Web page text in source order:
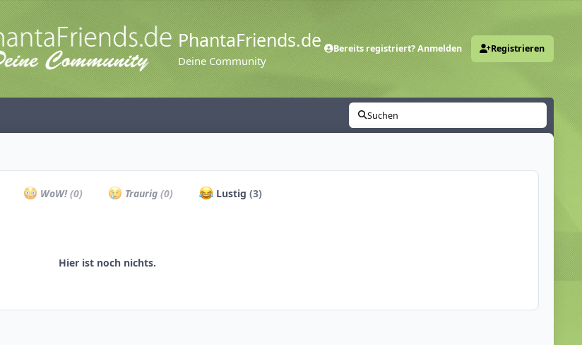
PhantaFriends.de
Deine Community
Bereits registriert? Anmelden Registrieren
Suchen
WoW!(0) Traurig(0) Lustig (3)
Hier ist noch nichts.